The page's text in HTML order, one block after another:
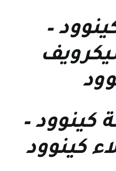
–
كينوود–
كينوود